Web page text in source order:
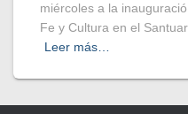
miércoles a la
Fe y Cultura en el
Leer más…